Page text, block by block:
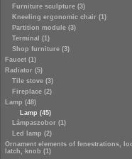
Furniture sculpture (3)
Kneeling ergonomic chair (1)
Partition module (3)
Terminal (1)
Shop furniture (3)
Faucet (1)
Radiator (5)
Tile stove (3)
Fireplace (2)
Lamp (48)
Lamp (45)
Lámpaszobor (1)
Led lamp (2)
Ornament elements of fenestrations,
latch, knob (1)